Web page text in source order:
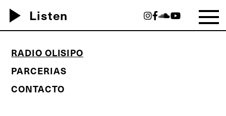
play_arrow Listen
RADIO OLISIPO
PARCERIAS
CONTACTO